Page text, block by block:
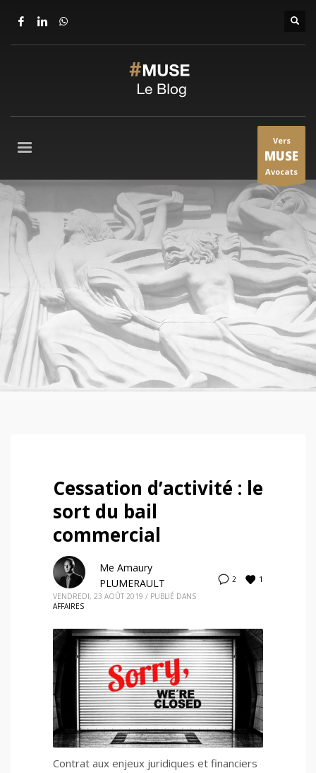
Vers
MUSE
Avocats
Cessation d’activité : le
sort du bail
commercial
2 1
Me Amaury
PLUMERAULT
VENDREDI, 23 AOÛT 2019 / PUBLIÉ DANS
AFFAIRES
Contrat aux enjeux juridiques et financiers